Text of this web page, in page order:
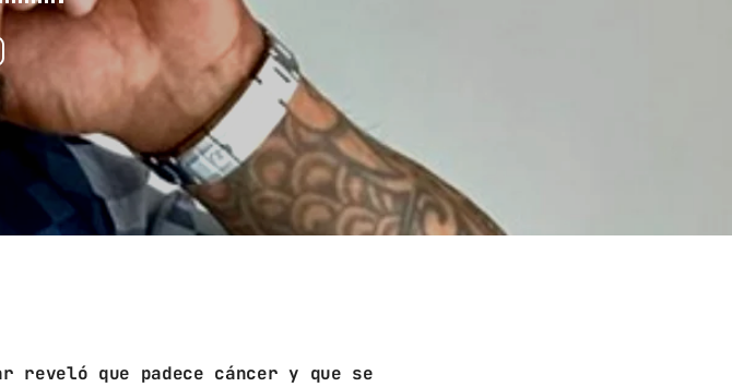
reveló que padece cáncer y que se